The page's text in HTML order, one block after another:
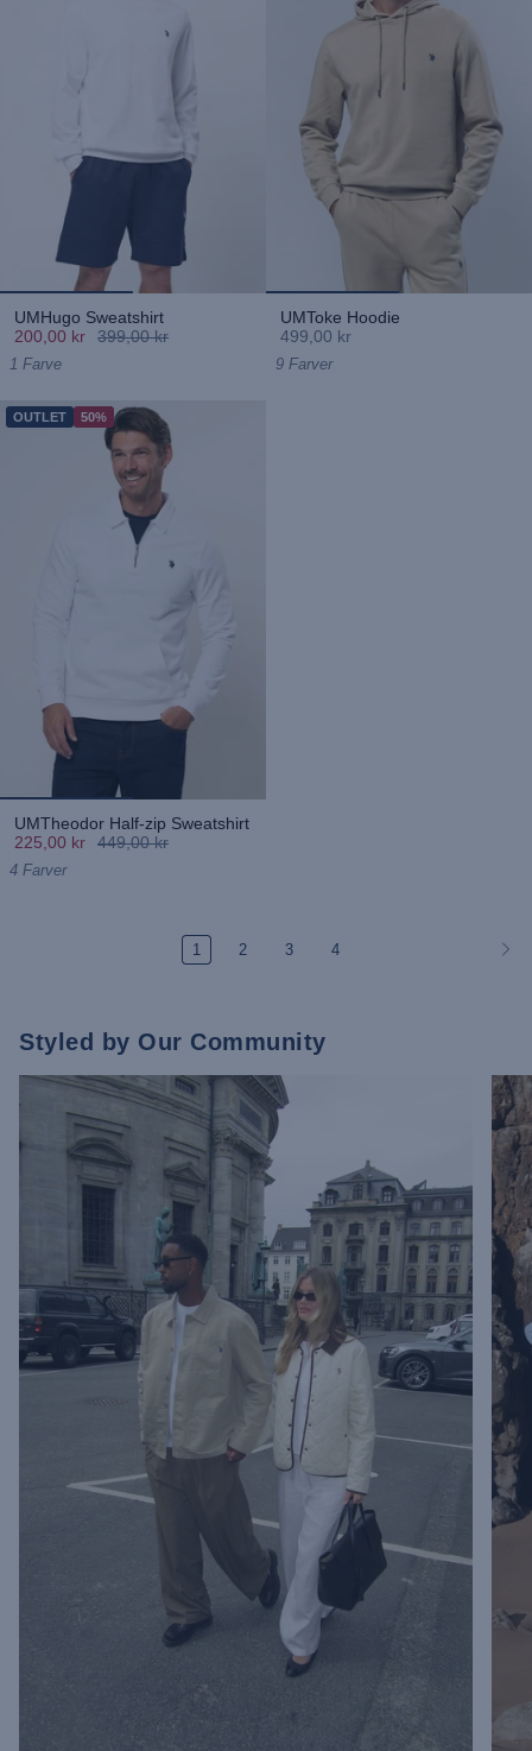
UMHugo Sweatshirt
200,00 kr
399,00 kr
1 Farve
UMToke Hoodie
499,00 kr
9 Farver
OUTLET 50%
UMTheodor Half-zip Sweatshirt
225,00 kr
449,00 kr
4 Farver
1 2 3 4
Styled by Our Community